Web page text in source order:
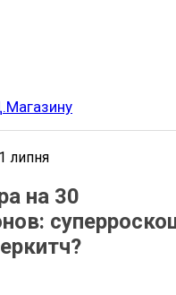
липня
на 30